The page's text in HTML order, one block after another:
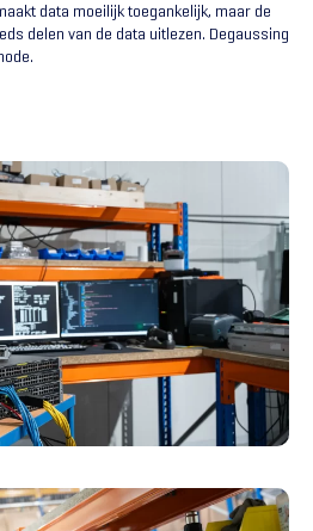
data moeilijk toegankelijk, maar de
delen van de data uitlezen. Degaussing